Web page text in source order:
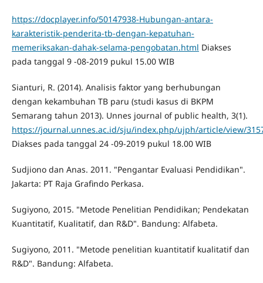
https://docplayer.info/50147938-Hubungan-antara-
karakteristik-penderita-tb-dengan-kepatuhan-
memeriksakan-dahak-selama-pengobatan.html Diakses
pada tanggal 9 -08-2019 pukul 15.00 WIB
Sianturi, R. (2014). Analisis faktor yang berhubungan
dengan kekambuhan TB paru (studi kasus di BKPM
Semarang tahun 2013). Unnes journal of public health, 3(1).
https://journal.unnes.ac.id/sju/index.php/ujph/article/view/
Diakses pada tanggal 24 -09-2019 pukul 18.00 WIB
Sudjiono dan Anas. 2011. "Pengantar Evaluasi Pendidikan".
Jakarta: PT Raja Grafindo Perkasa.
Sugiyono, 2015. "Metode Penelitian Pendidikan; Pendekatan
Kuantitatif, Kualitatif, dan R&D". Bandung: Alfabeta.
Sugiyono, 2011. "Metode penelitian kuantitatif kualitatif dan
R&D". Bandung: Alfabeta.